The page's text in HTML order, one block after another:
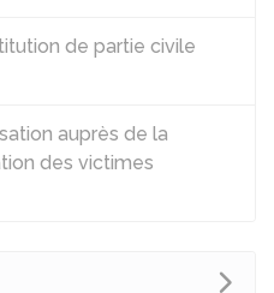
de partie civile
auprès de la
des victimes